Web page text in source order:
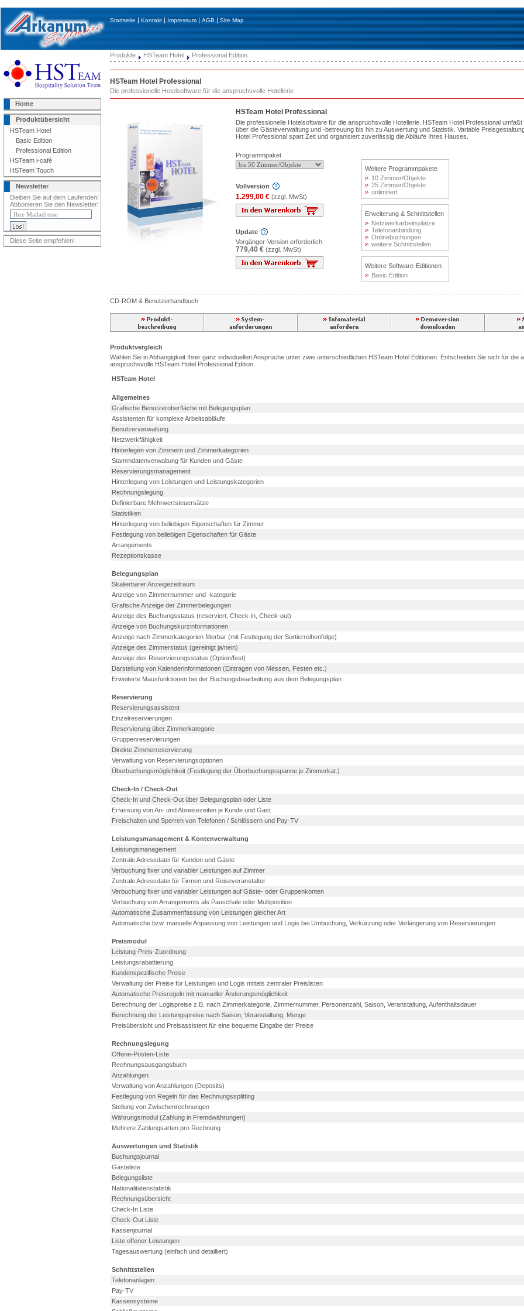
Startseite|Kontakt|Impressum|AGB|Site Map
Home
Produktübersicht
HSTeam Hotel
Basic Edition
Professional Edition
HSTeam i-café
HSTeam Touch
Newsletter
Bleiben Sie auf dem Laufenden!
Abbonieren Sie den Newsletter!
Diese Seite empfehlen!
Produkte HSTeam Hotel Professional Edition
HSTeam Hotel Professional
Die professionelle Hotelsoftware für die anspruchsvolle Hotellerie
HSTeam Hotel Professional
Die professionelle Hotelsoftware für die anspruchsvolle Hotellerie. HSTeam Hotel Professional
über die Gästeverwaltung und -betreuung bis hin zu Auswertung und Statistik. Variable
Hotel Professional spart Zeit und organisiert zuverlässig die Abläufe Ihres Hauses.
Programmpaket
Vollversion
1.299,00 € (zzgl. MwSt)
Update
Vorgänger-Version erforderlich
779,40 € (zzgl. MwSt)
Weitere Programmpakete
10 Zimmer/Objekte
25 Zimmer/Objekte
unlimitiert
Erweiterung & Schnittstellen
Netzwerkarbeitsplätze
Telefonanbindung
Onlinebuchungen
weitere Schnittstellen
Weitere Software-Editionen
Basic Edition
CD-ROM & Benutzerhandbuch
Produktvergleich
Wählen Sie in Abhängigkeit Ihrer ganz individuellen Ansprüche unter zwei unterschiedlichen HSTeam Hotel Editionen. Entscheiden Sie sich für die
anspruchsvolle HSTeam Hotel Professional Edition.
HSTeam Hotel
Allgemeines
Grafische Benutzeroberfläche mit Belegungsplan
Assistenten für komplexe Arbeitsabläufe
Benutzerverwaltung
Netzwerkfähigkeit
Hinterlegen von Zimmern und Zimmerkategorien
Stammdatenverwaltung für Kunden und Gäste
Reservierungsmanagement
Hinterlegung von Leistungen und Leistungskategorien
Rechnungslegung
Definierbare Mehrwertsteuersätze
Statistiken
Hinterlegung von beliebigen Eigenschaften für Zimmer
Festlegung von beliebigen Eigenschaften für Gäste
Arrangements
Rezeptionskasse
Belegungsplan
Skalierbarer Anzeigezeitraum
Anzeige von Zimmernummer und -kategorie
Grafische Anzeige der Zimmerbelegungen
Anzeige des Buchungsstatus (reserviert, Check-in, Check-out)
Anzeige von Buchungskurzinformationen
Anzeige nach Zimmerkategorien filterbar (mit Festlegung der Sortierreihenfolge)
Anzeige des Zimmerstatus (gereinigt ja/nein)
Anzeige des Reservierungsstatus (Option/fest)
Darstellung von Kalenderinformationen (Eintragen von Messen, Festen etc.)
Erweiterte Mausfunktionen bei der Buchungsbearbeitung aus dem Belegungsplan
Reservierung
Reservierungsassistent
Einzelreservierungen
Reservierung über Zimmerkategorie
Gruppenreservierungen
Direkte Zimmerreservierung
Verwaltung von Reservierungsoptionen
Überbuchungsmöglichkeit (Festlegung der Überbuchungsspanne je Zimmerkat.)
Check-In / Check-Out
Check-In und Check-Out über Belegungsplan oder Liste
Erfassung von An- und Abreisezeiten je Kunde und Gast
Freischalten und Sperren von Telefonen / Schlössern und Pay-TV
Leistungsmanagement & Kontenverwaltung
Leistungsmanagement
Zentrale Adressdatei für Kunden und Gäste
Verbuchung fixer und variabler Leistungen auf Zimmer
Zentrale Adressdatei für Firmen und Reiseveranstalter
Verbuchung fixer und variabler Leistungen auf Gäste- oder Gruppenkonten
Verbuchung von Arrangements als Pauschale oder Multiposition
Automatische Zusammenfassung von Leistungen gleicher Art
Automatische bzw. manuelle Anpassung von Leistungen und Logis bei Umbuchung, Verkürzung oder Verlängerung von Reservierungen
Preismodul
Leistung-Preis-Zuordnung
Leistungsrabattierung
Kundenspezifische Preise
Verwaltung der Preise für Leistungen und Logis mittels zentraler Preislisten
Automatische Preisregeln mit manueller Änderungsmöglichkeit
Berechnung der Logispreise z.B. nach Zimmerkategorie, Zimmernummer, Personenzahl, Saison, Veranstaltung, Aufenthaltsdauer
Berechnung der Leistungspreise nach Saison, Veranstaltung, Menge
Preisübersicht und Preisassistent für eine bequeme Eingabe der Preise
Rechnungslegung
Offene-Posten-Liste
Rechnungsausgangsbuch
Anzahlungen
Verwaltung von Anzahlungen (Deposits)
Festlegung von Regeln für das Rechnungssplitting
Stellung von Zwischenrechnungen
Währungsmodul (Zahlung in Fremdwährungen)
Mehrere Zahlungsarten pro Rechnung
Auswertungen und Statistik
Buchungsjournal
Gästeliste
Belegungsliste
Nationalitätenstatistik
Rechnungsübersicht
Check-In Liste
Check-Out Liste
Kassenjournal
Liste offener Leistungen
Tagesauswertung (einfach und detailliert)
Schnittstellen
Telefonanlagen
Pay-TV
Kassensysteme